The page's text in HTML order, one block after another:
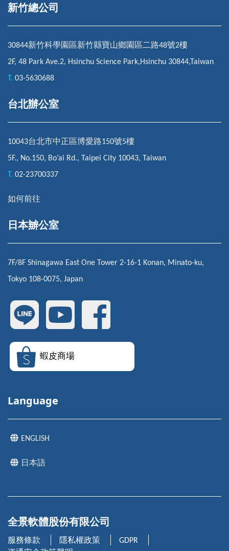
新竹總公司
30844新竹科學園區新竹縣寶山鄉園區二路48號2樓
2F, 48 Park Ave.2, Hsinchu Science Park,Hsinchu 30844,Taiwan
T. 03-5630688
台北辦公室
10043台北市中正區博愛路150號5樓
5F., No.150, Bo’ai Rd., Taipei City 10043, Taiwan
T. 02-23700337
如何前往
日本辧公室
7F/8F Shinagawa East One Tower 2-16-1 Konan, Minato-ku,
Tokyo 108-0075, Japan
蝦皮商場
Language
ENGLISH
日本語
全景軟體股份有限公司
服務條款 隱私權政策
GDPR